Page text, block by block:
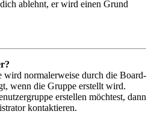
ablehnt, er wird einen Grund
wird normalerweise durch die Board-
wenn die Gruppe erstellt wird.
erstellen möchtest, dann
kontaktieren.